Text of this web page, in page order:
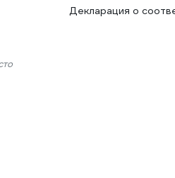
Декларация о